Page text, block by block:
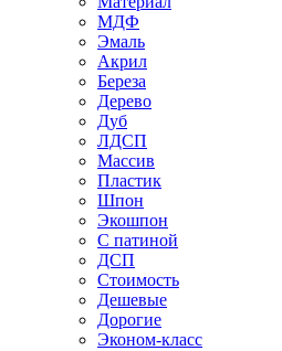
МДФ
Эмаль
Акрил
Береза
Дерево
Дуб
ЛДСП
Массив
Пластик
Шпон
Экошпон
С патиной
ДСП
Стоимость
Дешевые
Дорогие
Эконом-класс